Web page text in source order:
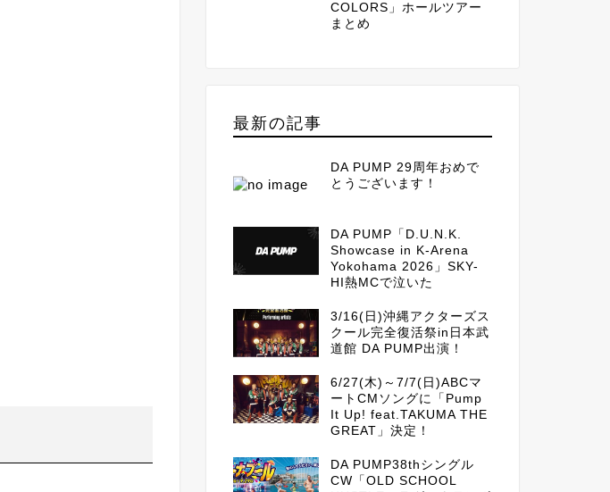
COLORS」ホールツアー
まとめ
最新の記事
DA PUMP 29周年おめで
とうございます！
DA PUMP「D.U.N.K.
Showcase in K-Arena
Yokohama 2026」SKY-
HI熱MCで泣いた
3/16(日)沖縄アクターズス
クール完全復活祭in日本武
道館 DA PUMP出演！
6/27(木)～7/7(日)ABCマ
ートCMソングに「Pump
It Up! feat.TAKUMA THE
GREAT」決定！
DA PUMP38thシングル
CW「OLD SCHOOL